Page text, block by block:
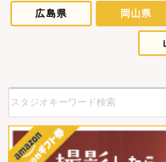
広島県 岡山県